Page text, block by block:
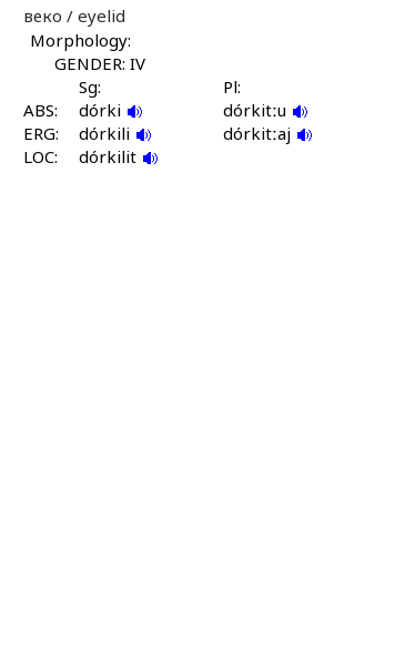
веко / eyelid
Morphology:
GENDER: IV
Sg:
Pl:
ABS:
dórki
dórkitːu
ERG:
dórkili
dórkitːaj
LOC:
dórkilit